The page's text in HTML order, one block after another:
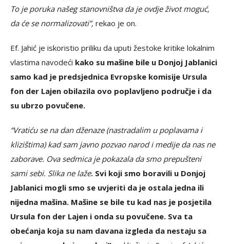
To je poruka našeg stanovništva da je ovdje život moguć,
da će se normalizovati”, rekao je on.
Еf. Jahić je iskoristio priliku da uputi žestoke kritike lokalnim
vlastima navodeći kako su mašine bile u Donjoj Jablanici
samo kad je predsjednica Еvropske komisije Ursula
fon der Lajen obilazila ovo poplavljeno područje i da
su ubrzo povučene.
“Vratiću se na dan dženaze (nastradalim u poplavama i
klizištima) kad sam javno pozvao narod i medije da nas ne
zaborave. Ova sedmica je pokazala da smo prepušteni
sami sebi. Slika ne laže. Svi koji smo boravili u Donjoj
Jablanici mogli smo se uvjeriti da je ostala jedna ili
nijedna mašina. Mašine se bile tu kad nas je posjetila
Ursula fon der Lajen i onda su povučene. Sva ta
obećanja koja su nam davana izgleda da nestaju sa